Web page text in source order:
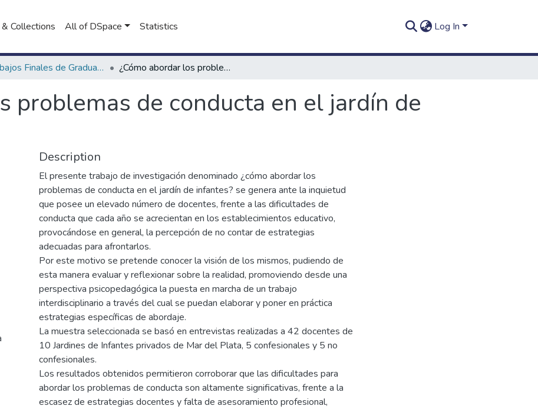
Collections All of DSpace Statistics Log In
Trabajos Finales de Graduación de Prof. y Lic. en Psicopedagogía (Presencial) ¿Cómo abordar los problemas de conducta en el jardín de infantes?
problemas de conducta en el jardín de
Description
El presente trabajo de investigación denominado ¿cómo abordar los
problemas de conducta en el jardín de infantes? se genera ante la inquietud
que posee un elevado número de docentes, frente a las dificultades de
conducta que cada año se acrecientan en los establecimientos educativo,
provocándose en general, la percepción de no contar de estrategias
adecuadas para afrontarlos.
Por este motivo se pretende conocer la visión de los mismos, pudiendo de
esta manera evaluar y reflexionar sobre la realidad, promoviendo desde una
perspectiva psicopedagógica la puesta en marcha de un trabajo
interdisciplinario a través del cual se puedan elaborar y poner en práctica
estrategias específicas de abordaje.
La muestra seleccionada se basó en entrevistas realizadas a 42 docentes de
10 Jardines de Infantes privados de Mar del Plata, 5 confesionales y 5 no
confesionales.
Los resultados obtenidos permitieron corroborar que las dificultades para
abordar los problemas de conducta son altamente significativas, frente a la
escasez de estrategias docentes y falta de asesoramiento profesional,